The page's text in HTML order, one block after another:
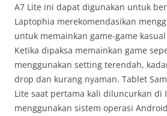
A7 Lite ini dapat digunakan untuk
Laptophia merekomendasikan
untuk memainkan game-game
Ketika dipaksa memainkan game
menggunakan setting terendah,
drop dan kurang nyaman. Tablet
Lite saat pertama kali diluncurkan di
menggunakan sistem operasi